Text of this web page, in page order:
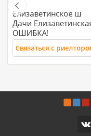
Елизаветинское ш
Дачи
ОШИБКА!
Связаться с